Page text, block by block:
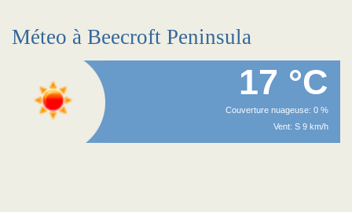
Méteo à Beecroft Peninsula
17 °C
Couverture nuageuse: 0 %
Vent: S 9 km/h